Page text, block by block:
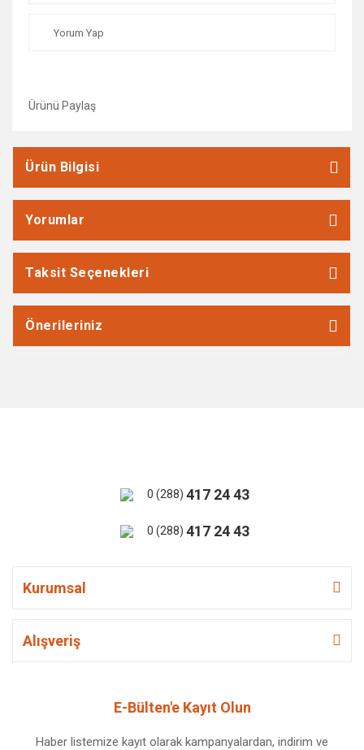
Yorum Yap
Ürünü Paylaş
Ürün Bilgisi
Yorumlar
Taksit Seçenekleri
Önerileriniz
0 (288) 417 24 43
0 (288) 417 24 43
Kurumsal
Alışveriş
E-Bülten'e Kayıt Olun
Haber listemize kayıt olarak kampanyalardan, indirim ve